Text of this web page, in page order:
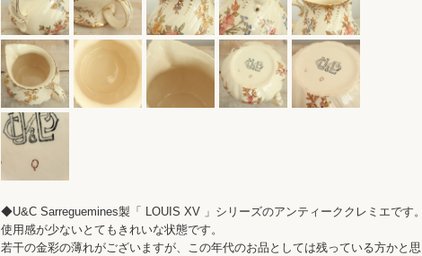
◆U&C Sarreguemines製「 LOUIS XV 」シリーズのアンティーククレミエです。
使用感が少ないとてもきれいな状態です。
若干の金彩の薄れがございますが、この年代のお品としては残っている方かと思